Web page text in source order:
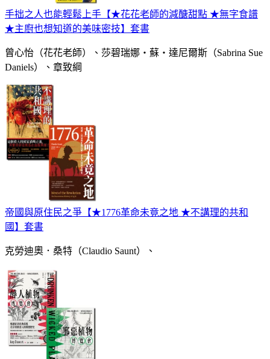
手拙之人也能輕鬆上手【★花花老師的減醣甜點 ★無字食譜
★主廚也想知道的美味密技】套書
曾心怡（花花老師）、莎碧瑞娜‧蘇‧達尼爾斯（Sabrina Sue
Daniels）、章致綱
帝國與原住民之爭【★1776革命未竟之地 ★不講理的共和
國】套書
克勞迪奧．桑特（Claudio Saunt）、